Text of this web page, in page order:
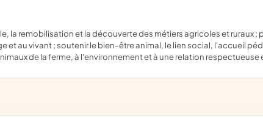
et au vivant ; soutenir le bien-être animal, le lien social, l'accueil
de la ferme, à l'environnement et à une relation